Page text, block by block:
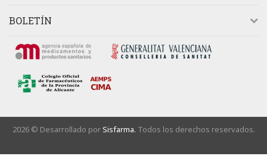
BOLETÍN
2026 © Desarrollado porSisfarma. Todos los derechos reservados.